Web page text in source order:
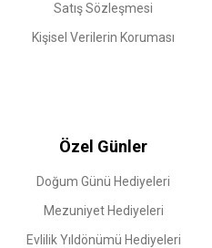
Satış Sözleşmesi
Kişisel Verilerin Koruması
Özel Günler
Doğum Günü Hediyeleri
Mezuniyet Hediyeleri
Evlilik Yıldönümü Hediyeleri